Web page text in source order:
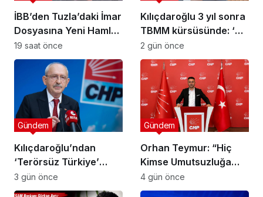
İBB’den Tuzla’daki İmar
Dosyasına Yeni Hamle:
“Mesele Siyaset Değil,
Kamu Yararı”
19 saat önce
Kılıçdaroğlu 3 yıl sonra
TBMM kürsüsünde: ‘Biz
çalıp çırpmayı bilmeyiz’
2 gün önce
Kılıçdaroğlu’ndan
‘Terörsüz Türkiye’
mesajı: ‘Terörün
bitmesi ve üniter yapı
Gündem
3 gün önce
Orhan Teymur: “Hiç
Kimse Umutsuzluğa
Kapılmasın”
Gündem
4 gün önce